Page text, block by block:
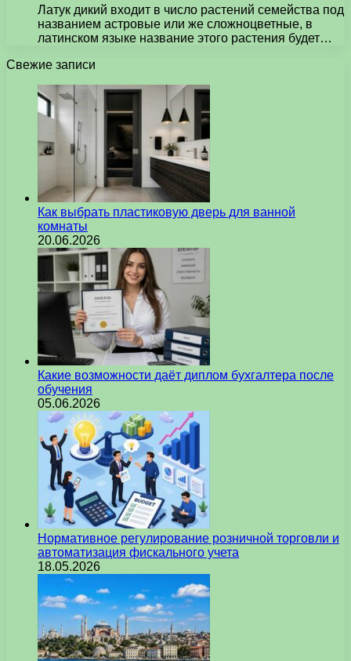
Латук дикий входит в число растений семейства под
названием астровые или же сложноцветные, в
латинском языке название этого растения будет…
Свежие записи
Как выбрать пластиковую дверь для ванной
комнаты
20.06.2026
Какие возможности даёт диплом бухгалтера после
обучения
05.06.2026
Нормативное регулирование розничной торговли и
автоматизация фискального учета
18.05.2026